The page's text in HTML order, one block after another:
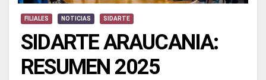
FILIALES NOTICIAS SIDARTE
SIDARTE ARAUCANIA:
RESUMEN 2025